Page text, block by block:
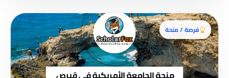
فرصة / منحة